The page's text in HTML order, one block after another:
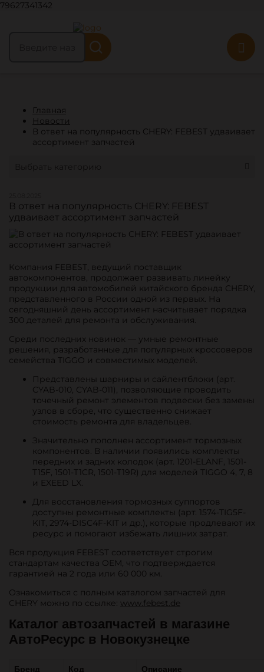
79627341342
Главная
Новости
В ответ на популярность CHERY: FEBEST удваивает
ассортимент запчастей
В ответ на популярность CHERY: FEBEST
удваивает ассортимент запчастей
Компания FEBEST, ведущий поставщик
автокомпонентов, продолжает развивать линейку
продукции для автомобилей китайского бренда CHERY,
представленного в России одной из первых. На
сегодняшний день ассортимент насчитывает порядка
300 деталей для ремонта и обслуживания.
Среди последних новинок — умные ремонтные
решения, разработанные для популярных кроссоверов
семейства TIGGO и совместимых моделей.
Представлены шарниры и сайлентблоки (арт.
CYAB-010, CYAB-011), позволяющие проводить
точечный ремонт элементов подвески без замены
узлов в сборе, что существенно снижает
стоимость ремонта для владельцев.
Значительно пополнен ассортимент тормозных
компонентов. В наличии появились комплекты
передних и задних колодок (арт. 1201-ELANF, 1501-
T15F, 1501-T1CR, 1501-T19R) для моделей TIGGO 4, 7, 8
и EXEED LX.
Для восстановления тормозных суппортов
доступны ремонтные комплекты (арт. 1574-TIG5F-
KIT, 2974-DISC4F-KIT и др.), которые продлевают их
ресурс и помогают избежать лишних затрат.
Вся продукция FEBEST соответствует строгим
стандартам качества OEM, что подтверждается
гарантией на 2 года или 60 000 км.
Ознакомиться с полным каталогом запчастей для
CHERY можно по ссылке: www.febest.de
Каталог автозапчастей в магазине
АвтоРесурс в Новокузнецке
Бренд Код Описание